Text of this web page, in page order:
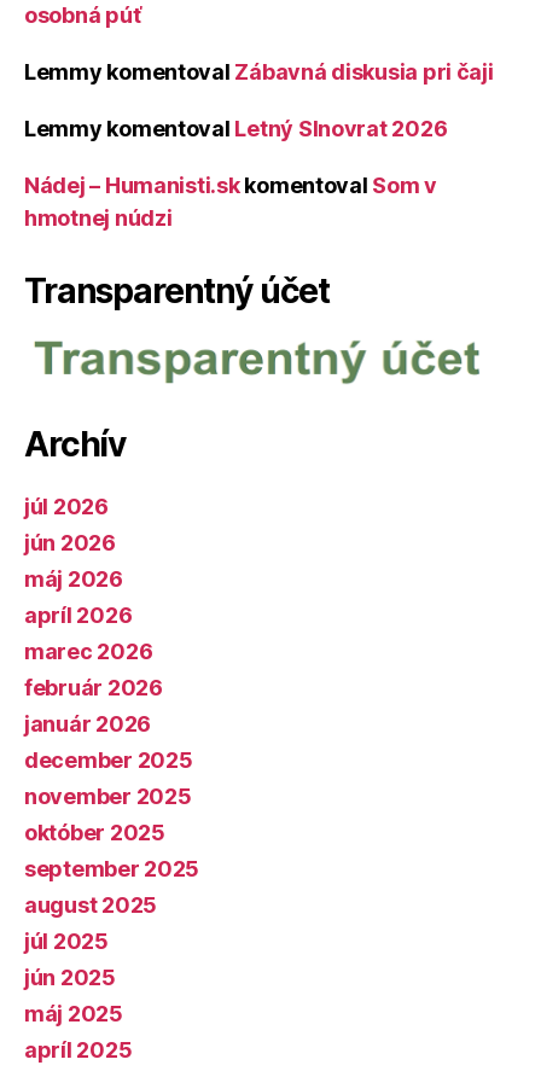
osobná púť
Lemmy komentoval Zábavná diskusia pri čaji
Lemmy komentoval Letný Slnovrat 2026
Nádej – Humanisti.skkomentoval Som v
hmotnej núdzi
Transparentný účet
Archív
júl 2026
jún 2026
máj 2026
apríl 2026
marec 2026
február 2026
január 2026
december 2025
november 2025
október 2025
september 2025
august 2025
júl 2025
jún 2025
máj 2025
apríl 2025